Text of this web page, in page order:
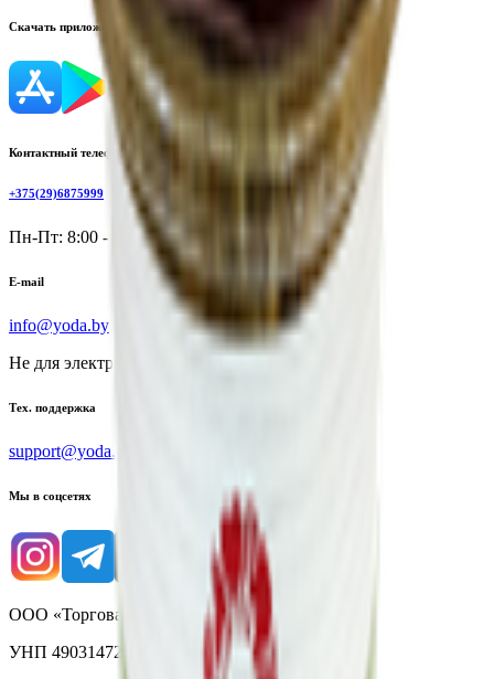
Скачать приложение
Контактный телефон
+375(29)6875999
Пн-Пт: 8:00 - 17:00
E-mail
info@yoda.by
Не для электронных обращений
Тех. поддержка
support@yoda.by
Мы в соцсетях
ООО «Торговая сеть «Продмир»
УНП 490314725